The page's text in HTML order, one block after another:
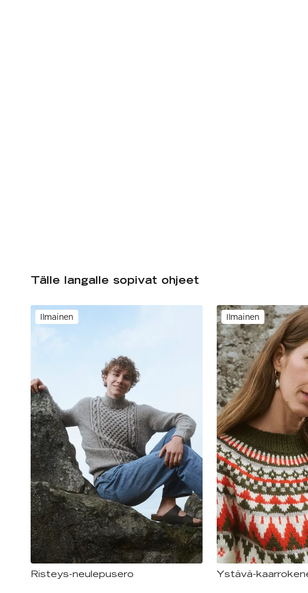
Tälle langalle sopivat ohjeet
Ilmainen
Risteys-neulepusero
Ilmainen
Ystävä-